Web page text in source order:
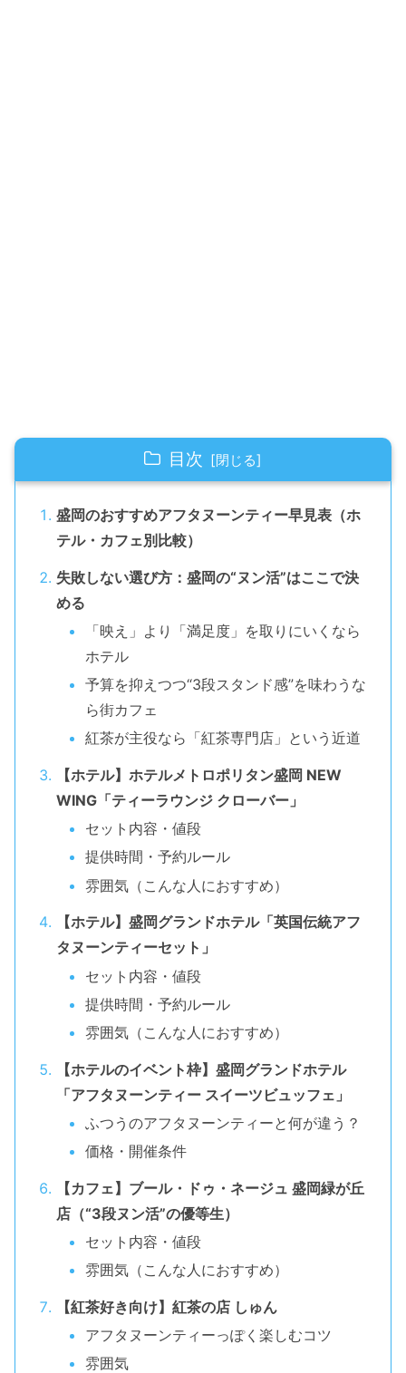
目次
盛岡のおすすめアフタヌーンティー早見表（ホ
テル・カフェ別比較）
失敗しない選び方：盛岡の“ヌン活”はここで決
める
「映え」より「満足度」を取りにいくなら
ホテル
予算を抑えつつ“3段スタンド感”を味わうな
ら街カフェ
紅茶が主役なら「紅茶専門店」という近道
【ホテル】ホテルメトロポリタン盛岡 NEW
WING「ティーラウンジ クローバー」
セット内容・値段
提供時間・予約ルール
雰囲気（こんな人におすすめ）
【ホテル】盛岡グランドホテル「英国伝統アフ
タヌーンティーセット」
セット内容・値段
提供時間・予約ルール
雰囲気（こんな人におすすめ）
【ホテルのイベント枠】盛岡グランドホテル
「アフタヌーンティー スイーツビュッフェ」
ふつうのアフタヌーンティーと何が違う？
価格・開催条件
【カフェ】ブール・ドゥ・ネージュ 盛岡緑が丘
店（“3段ヌン活”の優等生）
セット内容・値段
雰囲気（こんな人におすすめ）
【紅茶好き向け】紅茶の店 しゅん
アフタヌーンティーっぽく楽しむコツ
雰囲気